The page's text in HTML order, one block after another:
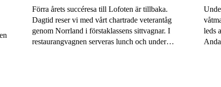
Förra årets succéresa till Lofoten är tillbaka.
Dagtid reser vi med vårt chartrade veterantåg
genom Norrland i förstaklassens sittvagnar. I
restaurangvagnen serveras lunch och under…
leds